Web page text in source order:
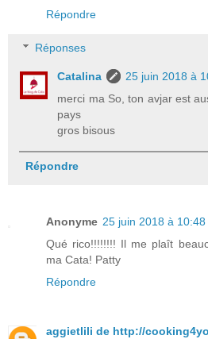
Répondre
Réponses
Catalina
25 juin 2018 à
merci ma So, ton avjar est
pays
gros bisous
Répondre
Anonyme 25 juin 2018 à 10:48
Qué rico!!!!!!!! Il me plaît
ma Cata! Patty
Répondre
aggietlili de http://